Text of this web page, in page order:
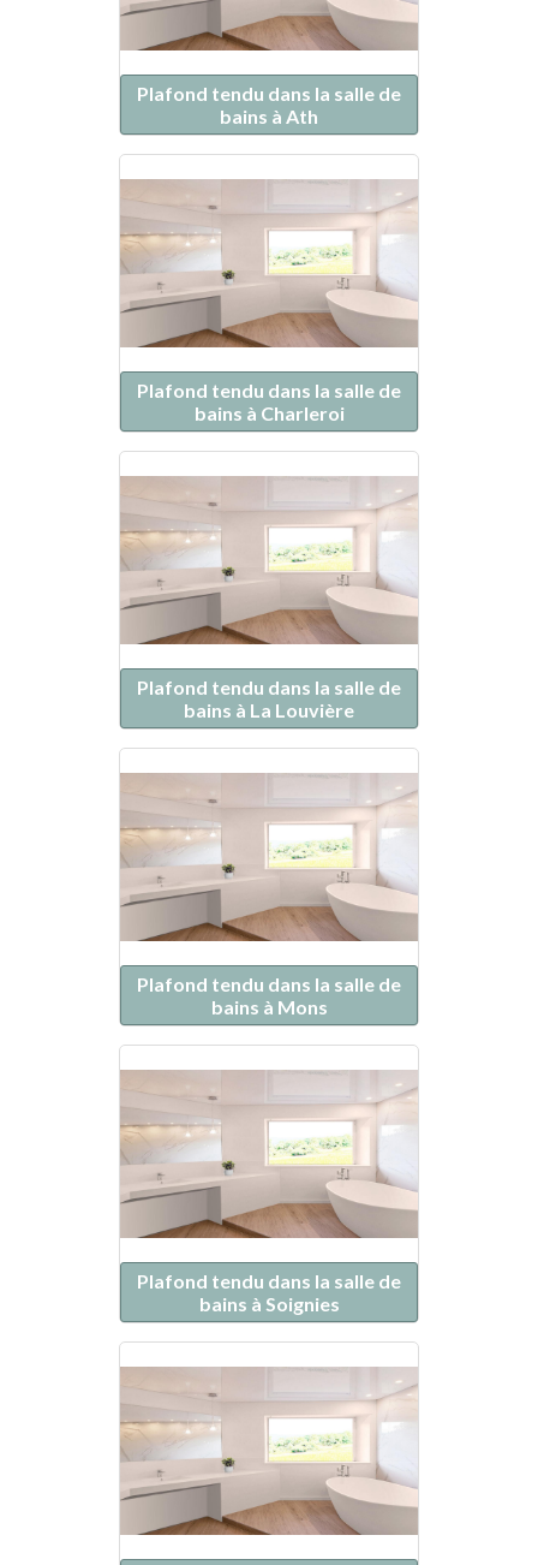
Plafond tendu dans la salle de
bains à Ath
Plafond tendu dans la salle de
bains à Charleroi
Plafond tendu dans la salle de
bains à La Louvière
Plafond tendu dans la salle de
bains à Mons
Plafond tendu dans la salle de
bains à Soignies